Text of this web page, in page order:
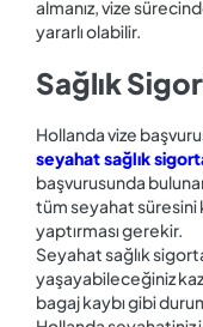
almanız, vize
yararlı olabilir.
Sağlık
Hollanda vize
seyahat sağlık
başvurusunda
tüm seyahat süresini
yaptırması gerekir.
Seyahat sağlık
yaşayabileceğiniz
bagaj kaybı gibi